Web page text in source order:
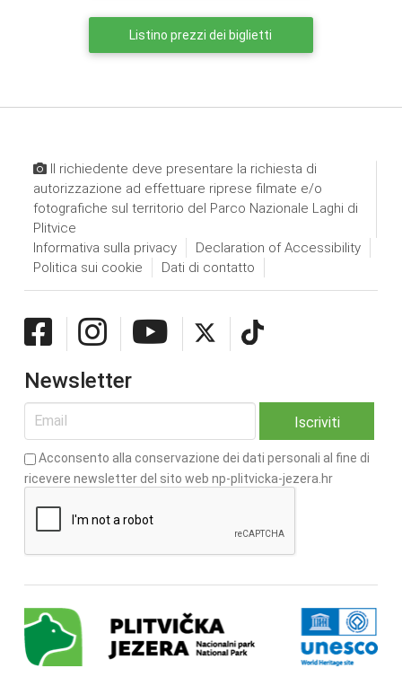
Listino prezzi dei biglietti
Il richiedente deve presentare la richiesta di
autorizzazione ad effettuare riprese filmate e/o
fotografiche sul territorio del Parco Nazionale Laghi di
Plitvice
Informativa sulla privacy
Declaration of Accessibility
Politica sui cookie
Dati di contatto
Newsletter
Acconsento alla conservazione dei dati personali al fine di
ricevere newsletter del sito web np-plitvicka-jezera.hr